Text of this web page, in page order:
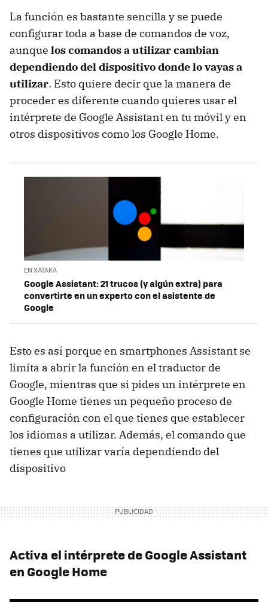
La función es bastante sencilla y se puede
configurar toda a base de comandos de voz,
aunque los comandos a utilizar cambian
dependiendo del dispositivo donde lo vayas a
utilizar. Esto quiere decir que la manera de
proceder es diferente cuando quieres usar el
intérprete de Google Assistant en tu móvil y en
otros dispositivos como los Google Home.
EN XATAKA
Google Assistant: 21 trucos (y algún extra) para
convertirte en un experto con el asistente de
Google
Esto es así porque en smartphones Assistant se
limita a abrir la función en el traductor de
Google, mientras que si pides un intérprete en
Google Home tienes un pequeño proceso de
configuración con el que tienes que establecer
los idiomas a utilizar. Además, el comando que
tienes que utilizar varía dependiendo del
dispositivo
Activa el intérprete de Google Assistant
en Google Home